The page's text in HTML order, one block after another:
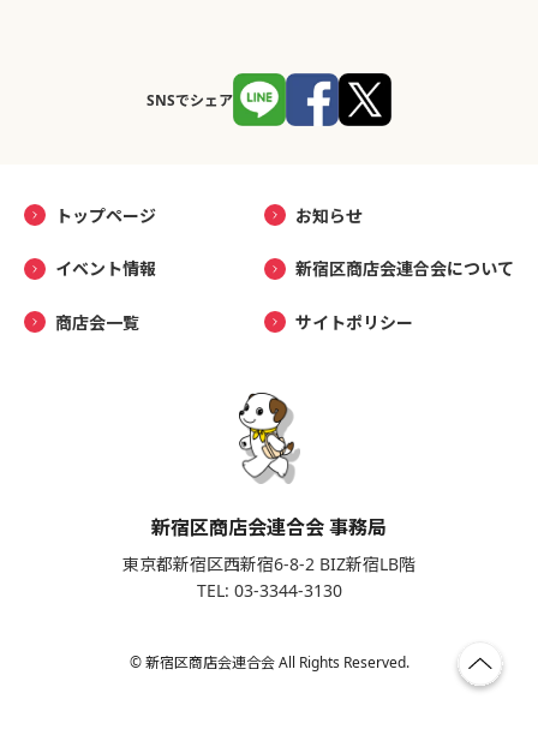
SNSでシェア
トップページ お知らせ
イベント情報 新宿区商店会連合会について
商店会一覧 サイトポリシー
新宿区商店会連合会 事務局
東京都新宿区西新宿6-8-2 BIZ新宿LB階
TEL: 03-3344-3130
© 新宿区商店会連合会 All Rights Reserved.